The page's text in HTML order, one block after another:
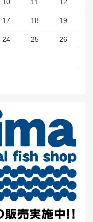
10 11 12
17 18 19
24 25 26